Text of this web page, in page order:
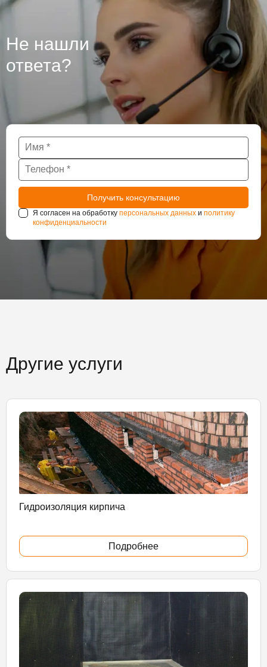
гидроизоляцию бетона, из которого они сделаны, так
как при проведении работ могут использоваться
различные технологии. Крупные подземные
сооружения такие как тоннели и паркинги также
нуждаются в постоянном наблюдении за
состоянием гидроизоляции.
Не нашли
ответа?
Я согласен на обработку персональных данных и политику
конфиденциальности
Другие услуги
Гидроизоляция кирпича
Подробнее